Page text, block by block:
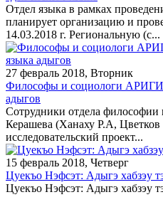
Отдел языка в рамках
планирует организацию и
14.03.2018 г. Региональную (с...
27 февраль 2018, Вторник
Философы и социологи АРИГИ
адыгов
Сотрудники отдела
Керашева (Ханаху Р.А,
исследовательский проект...
15 февраль 2018, Четверг
Цуекъо Нэфсэт: Адыгэ хабзэу
Цуекъо Нэфсэт: Адыгэ хабзэу